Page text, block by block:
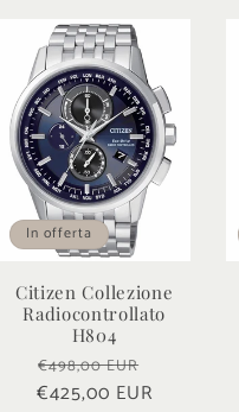
In offerta
Citizen Collezione
Radiocontrollato
H804
Prezzo
di
€498,00 EUR
scontato
€425,00 EUR